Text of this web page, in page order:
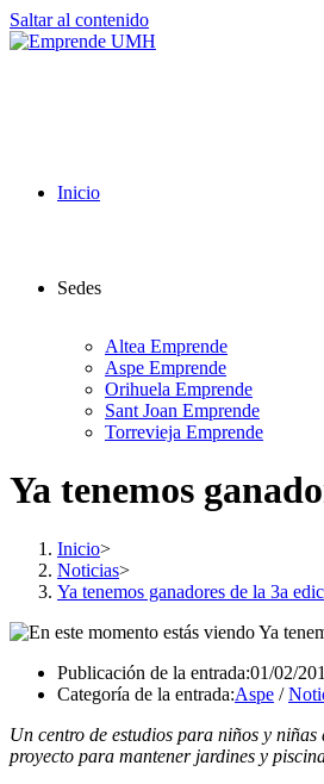
Saltar al contenido
Inicio
Sedes
Altea Emprende
Aspe Emprende
Orihuela Emprende
Sant Joan Emprende
Torrevieja Emprende
Ya tenemos
Inicio>
Noticias>
Ya tenemos ganadores de la 3a
Publicación de la entrada:01/02/
Categoría de la entrada:Aspe /
Un centro de estudios para niños y
proyecto para mantener jardines y